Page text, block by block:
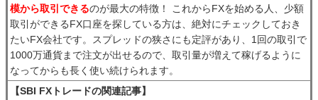
模から取引できるのが最大の特徴！ これからFXを始める人、少額
取引ができるFX口座を探している方は、絶対にチェックしておき
たいFX会社です。スプレッドの狭さにも定評があり、1回の取引で
1000万通貨まで注文が出せるので、取引量が増えて稼げるように
なってからも長く使い続けられます。
【SBI FXトレードの関連記事】